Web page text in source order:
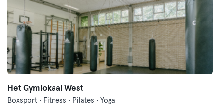
Het Gymlokaal West
Boxsport · Fitness · Pilates · Yoga